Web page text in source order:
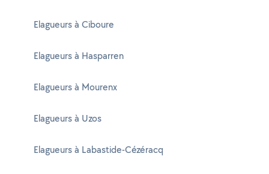
Elagueurs à Ciboure
Elagueurs à Hasparren
Elagueurs à Mourenx
Elagueurs à Uzos
Elagueurs à Labastide-Cézéracq